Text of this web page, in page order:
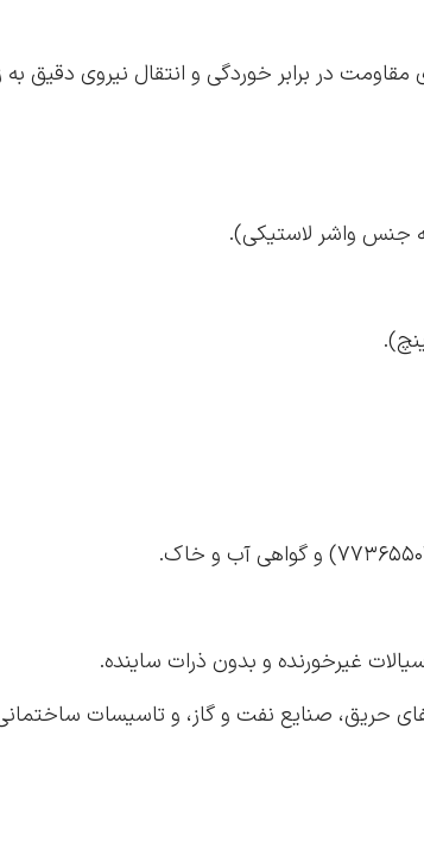
غیرخورنده و بدون ذرات ساینده.
حریق، صنایع نفت و گاز، و تاسیسات